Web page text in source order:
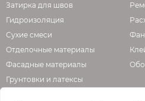
Затирка для швов
Гидроизоляция
Сухие смеси
Отделочные материалы
Фасадные материалы
Грунтовки и латексы